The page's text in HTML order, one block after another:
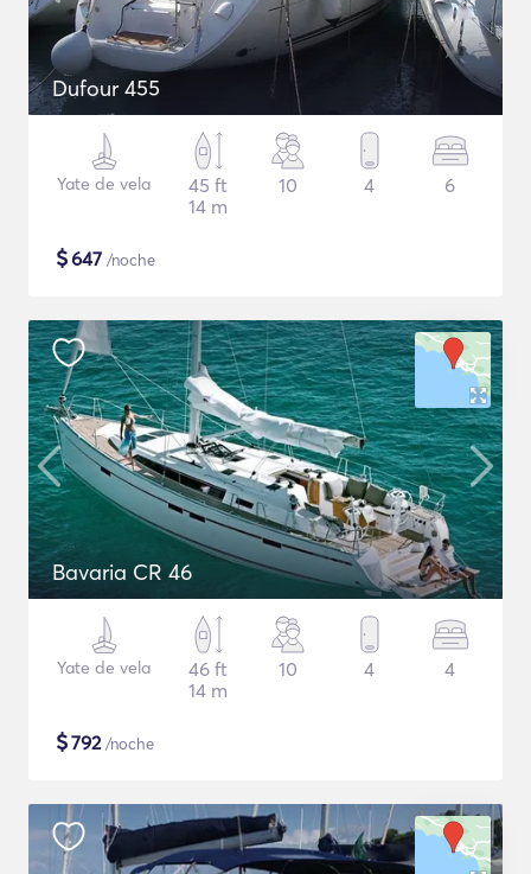
Dufour 455
Yate de vela
45 ft
14 m
10 4 6
$647 /noche
Bavaria CR 46
Yate de vela
46 ft
14 m
10 4 4
$792/noche